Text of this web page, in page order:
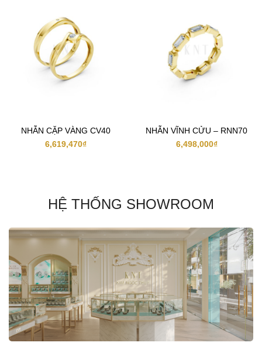
NHẪN CẶP VÀNG CV40
6,619,470₫
NHẪN VĨNH CỬU – RNN70
6,498,000₫
HỆ THỐNG SHOWROOM